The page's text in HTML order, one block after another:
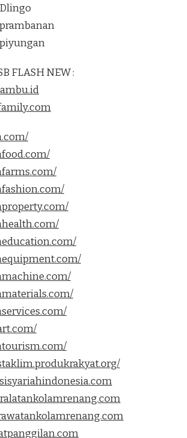
FLASH NEW :